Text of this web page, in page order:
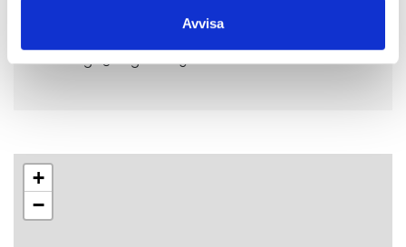
Avvisa
Tid
torsdag 13 augusti 19:00 - 20:00 Vadstena
+
−